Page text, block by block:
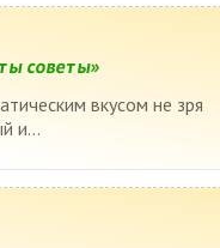
советы»
вкусом не зря
и...